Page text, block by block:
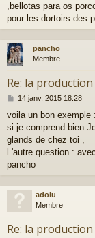
a
g
,bellotas para os
pour les dortoirs des
pancho
Membre
Re: la
M
s
s
a
g
14 janv. 2015 18:28
voila un bon exemple :
si je comprend bien
glands de chez toi ,
l 'autre question :
pancho
adolu
Membre
Re: la